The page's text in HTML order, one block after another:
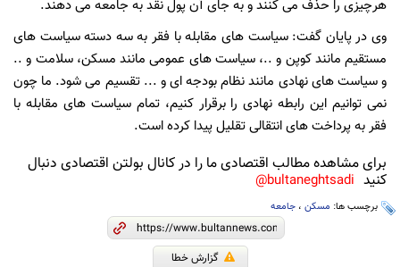
هرچیزی را حذف می کنند و به جای آن پول نقد به جامعه می دهند.
وی در پایان گفت: سیاست های مقابله با فقر به سه دسته سیاست های
مستقیم مانند کوپن و ..، سیاست های عمومی مانند مسکن، سلامت و ..
و سیاست های نهادی مانند نظام بودجه ای و ... تقسیم می شود. ما چون
نمی توانیم این رابطه نهادی را برقرار کنیم، تمام سیاست های مقابله با
فقر به پرداخت های انتقالی تقلیل پیدا کرده است.
برای مشاهده مطالب اقتصادی ما را در کانال بولتن اقتصادی دنبال
کنید bultaneghtsadi@
برچسب ها: مسکن ، جامعه
گزارش خطا